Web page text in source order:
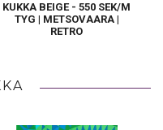
KUKKA BEIGE - 550 SEK/M
TYG | METSOVAARA |
RETRO